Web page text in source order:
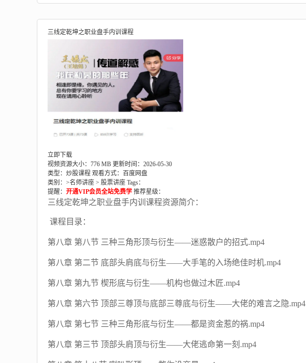
三线定乾坤之职业盘手内训课程
立即下载
视频资源大小：776 MB 更新时间：2026-05-30
类型：炒股课程 观看方式：百度网盘
类别：>名师讲座 > 股票讲座 Tags：
提醒： 开通VIP会员全站免费学 推荐星级：
三线定乾坤之职业盘手内训课程资源简介：
课程目录：
第八章 第八节 三种三角形顶与衍生——迷惑散户的招式.mp4
第八章 第二节 底部头肩底与衍生——大手笔的入场绝佳时机.mp4
第八章 第九节 楔形底与衍生——机构也做过木匠.mp4
第八章 第六节 顶部三尊顶与底部三尊底与衍生——大佬的难言之隐.mp4
第八章 第七节 三种三角形底与衍生——都是资金惹的祸.mp4
第八章 第三节 顶部头肩顶与衍生——大佬逃命第一刻.mp4